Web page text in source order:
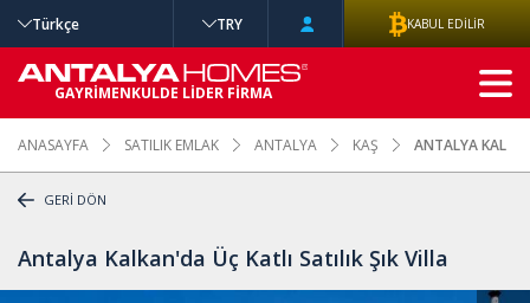
ANASAYFA SATILIK EMLAK ANTALYA KAŞ ANTALYA
GERİ DÖN
Antalya Kalkan'da Üç Katlı Satılık Şık Villa
Türkçe TRY KABUL EDİLİR
GAYRİMENKULDE LİDER FİRMA
GELİŞMİŞ
ARAMA